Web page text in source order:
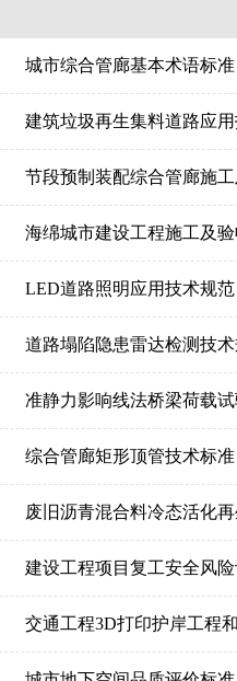
货物的包装和调运 纺织和皮革
城市综合管廊基本术语标准
建筑垃圾再生集料道路应
节段预制装配综合管廊施
海绵城市建设工程施工及
LED道路照明应用技术规范
道路塌陷隐患雷达检测技
准静力影响线法桥梁荷载
综合管廊矩形顶管技术标准
废旧沥青混合料冷态活化
建设工程项目复工安全风
交通工程3D打印护岸工程